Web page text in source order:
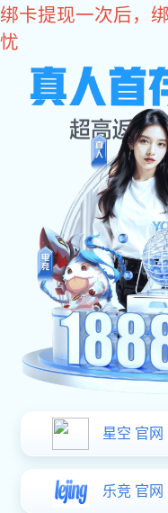
im电竞
im电竞: 城市产品
杭州
深圳
北京
华东地
海宁 乐清
东阳
永康
诸暨
桐乡
慈溪
富阳
舟山
义乌
绍兴
嘉兴
泰兴
姜堰
高邮
东台
淮安
宿迁
池州
宣城
阜阳
滁州